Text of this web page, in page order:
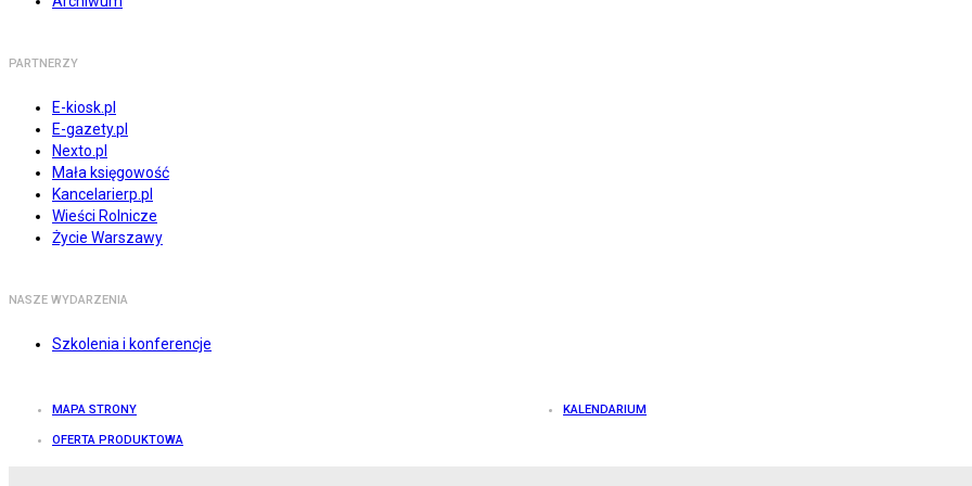
PARTNERZY
E-kiosk.pl
E-gazety.pl
Nexto.pl
Mała księgowość
Kancelarierp.pl
Wieści Rolnicze
Życie Warszawy
NASZE WYDARZENIA
Szkolenia i konferencje
MAPA STRONY KALENDARIUM
OFERTA PRODUKTOWA